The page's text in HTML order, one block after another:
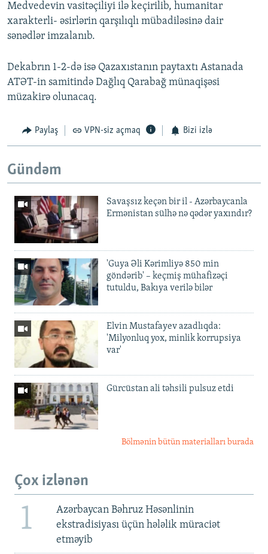
Medvedevin vasitəçiliyi ilə keçirilib, humanitar
xarakterli- əsirlərin qarşılıqlı mübadiləsinə dair
sənədlər imzalanıb.
Dekabrın 1-2-də isə Qazaxıstanın paytaxtı Astanada
ATƏT-in samitində Dağlıq Qarabağ münaqişəsi
müzakirə olunacaq.
Paylaş VPN-siz açmaq Bizi izlə
Gündəm
Savaşsız keçən bir il - Azərbaycanla
Ermənistan sülhə nə qədər yaxındır?
'Guya Əli Kərimliyə 850 min
göndərib' – keçmiş mühafizəçi
tutuldu, Bakıya verilə bilər
Elvin Mustafayev azadlıqda:
'Milyonluq yox, minlik korrupsiya
var'
Gürcüstan ali təhsili pulsuz etdi
Bölmənin bütün materialları burada
Çox izlənən
1
Azərbaycan Bəhruz Həsənlinin
ekstradisiyası üçün hələlik müraciət
etməyib